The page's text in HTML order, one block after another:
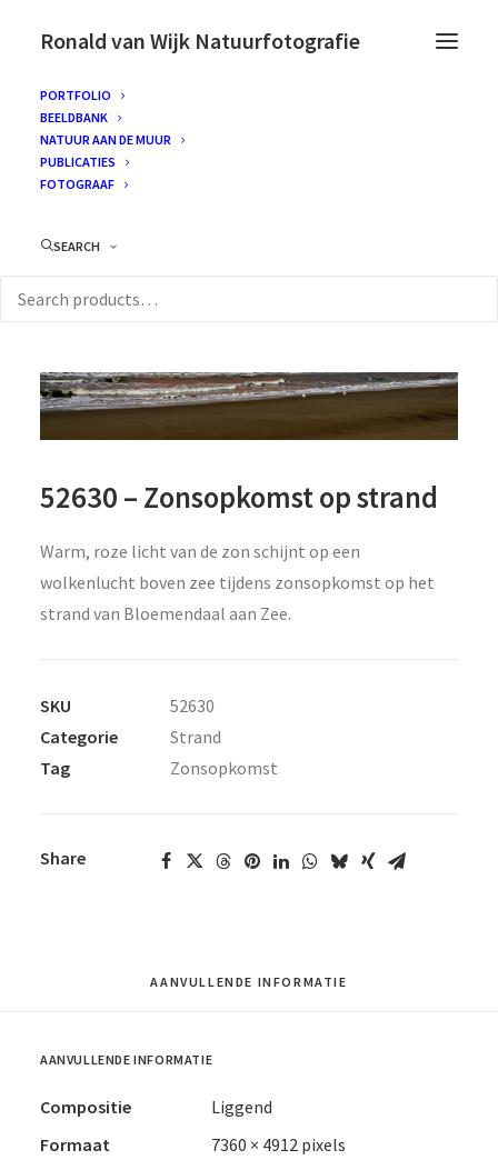
Ronald van Wijk Natuurfotografie
PORTFOLIO
BEELDBANK
NATUUR AAN DE MUUR
PUBLICATIES
FOTOGRAAF
SEARCH
52630 – Zonsopkomst op strand
Warm, roze licht van de zon schijnt op een
wolkenlucht boven zee tijdens zonsopkomst op het
strand van Bloemendaal aan Zee.
SKU
52630
Categorie
Strand
Tag
Zonsopkomst
Share
AANVULLENDE INFORMATIE
AANVULLENDE INFORMATIE
Compositie
Liggend
Formaat
7360 × 4912 pixels